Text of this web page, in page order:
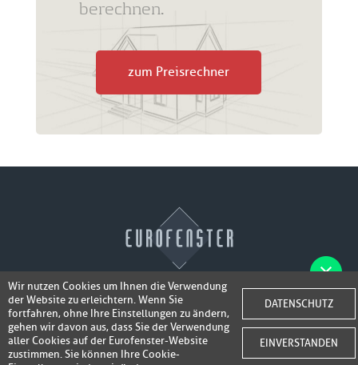
Wir nutzen Cookies um Ihnen die Verwendung
der Website zu erleichtern. Wenn Sie
fortfahren, ohne Ihre Einstellungen zu ändern,
gehen wir davon aus, dass Sie der Verwendung
aller Cookies auf der Eurofenster-Website
zustimmen. Sie können Ihre Cookie-
DATENSCHUTZ
EINVERSTANDEN
Fotos der Fenster/Elemente per WhatsApp
senden und ein Super-Angebotinkl. 50,-
bis 100,- EURGutschrift erhalten!
berechnen.
zum Preisrechner
© 2026 Eurofenster
Webdesign byWebidea Advance